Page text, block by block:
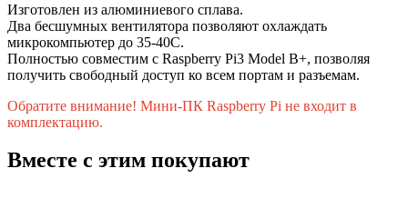
Изготовлен из алюминиевого сплава.
Два бесшумных вентилятора позволяют охлаждать
микрокомпьютер до 35-40C.
Полностью совместим с Raspberry Pi3 Model B+, позволяя
получить свободный доступ ко всем портам и разъемам.
Обратите внимание! Мини-ПК Raspberry Pi не входит в
комплектацию.
Вместе с этим покупают